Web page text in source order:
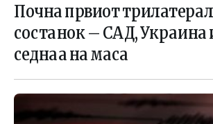
Почна првиот
состанок – САД, Украина
седнаа на маса